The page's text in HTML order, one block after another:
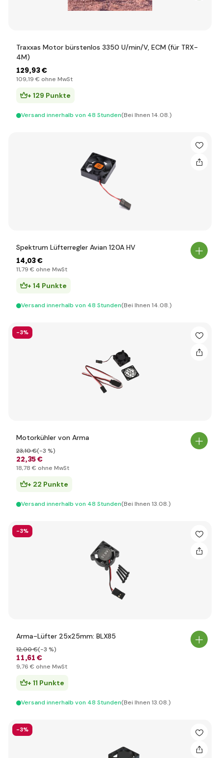
Traxxas Motor bürstenlos 3350 U/min/V, ECM (für TRX-
4M)
129,93 €
109,19 € ohne MwSt
+ 129 Punkte
Versand innerhalb von 48 Stunden(Bei Ihnen 14.08.)
Spektrum Lüfterregler Avian 120A HV
14,03 €
11,79 € ohne MwSt
+ 14 Punkte
Versand innerhalb von 48 Stunden(Bei Ihnen 14.08.)
-3%
Motorkühler von Arma
22,35 €
23,10 €(-3 %)
18,78 € ohne MwSt
+ 22 Punkte
Versand innerhalb von 48 Stunden(Bei Ihnen 13.08.)
-3%
Arma-Lüfter 25x25mm: BLX85
11,61 €
12,00 €(-3 %)
9,76 € ohne MwSt
+ 11 Punkte
Versand innerhalb von 48 Stunden(Bei Ihnen 13.08.)
-3%